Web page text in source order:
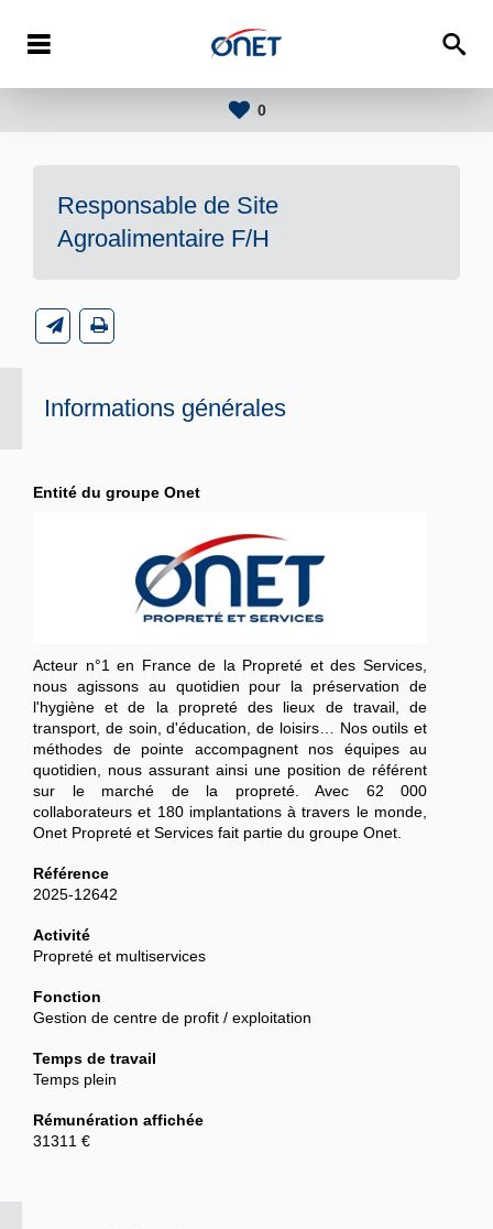
0
Responsable de Site
Agroalimentaire F/H
Informations générales
Entité du groupe Onet
Acteur n°1 en France de la Propreté et des Services,
nous agissons au quotidien pour la préservation de
l'hygiène et de la propreté des lieux de travail, de
transport, de soin, d'éducation, de loisirs… Nos outils et
méthodes de pointe accompagnent nos équipes au
quotidien, nous assurant ainsi une position de référent
sur le marché de la propreté. Avec 62 000
collaborateurs et 180 implantations à travers le monde,
Onet Propreté et Services fait partie du groupe Onet.
Référence
2025-12642
Activité
Propreté et multiservices
Fonction
Gestion de centre de profit / exploitation
Temps de travail
Temps plein
Rémunération affichée
31311 €